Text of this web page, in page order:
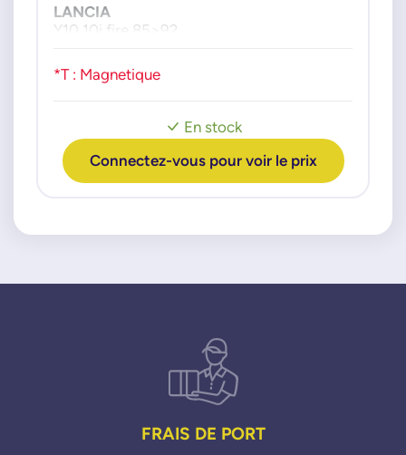
034905206
035905206AJ
049905206G
050905205A
050905205D
050905205F
SE106AA
498325
En stock
Connectez-vous pour voir le prix
LANCIA
Y10 10i fire 85>92
*T : Magnetique
FRAIS DE PORT